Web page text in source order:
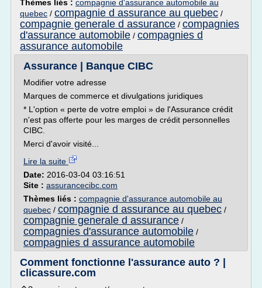
Thèmes liés : compagnie d'assurance automobile au
quebec / compagnie d assurance au quebec /
compagnie generale d assurance / compagnies
d'assurance automobile / compagnies d
assurance automobile
Assurance | Banque CIBC
Modifier votre adresse
Marques de commerce et divulgations juridiques
* L'option « perte de votre emploi » de l'Assurance crédit
n'est pas offerte pour les marges de crédit personnelles
CIBC.
Merci d'avoir visité...
Lire la suite
Date: 2016-03-04 03:16:51
Site : assurancecibc.com
Thèmes liés : compagnie d'assurance automobile au
quebec / compagnie d assurance au quebec /
compagnie generale d assurance /
compagnies d'assurance automobile /
compagnies d assurance automobile
Comment fonctionne l'assurance auto ? |
clicassure.com